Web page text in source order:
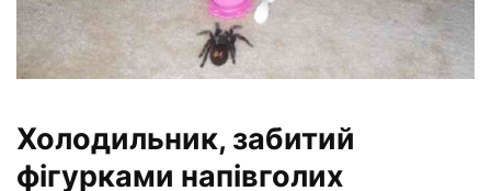
Холодильник, забитий
фігурками напівголих